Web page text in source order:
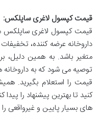
قیمت کپسول لاغری ساپلکس:
قیمت کپسول لاغری ساپلکس
داروخانه عرضه کننده،
متغیر باشد. به همین دلیل،
توصیه می شود که به داروخانه
قیمت را استعلام بگیرید.
کنید تا بهترین پیشنهاد را
های بسیار پایین و غیرواقعی